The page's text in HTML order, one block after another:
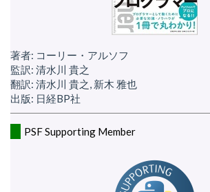
著者: コーリー・アルソフ
監訳: 清水川 貴之
翻訳: 清水川 貴之, 新木 雅也
出版: 日経BP社
PSF Supporting Member